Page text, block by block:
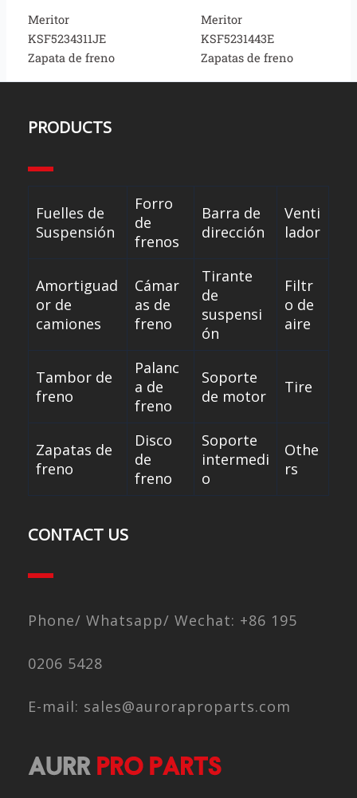
Meritor
KSF5234311JE
Zapata de freno
Meritor
KSF5231443E
Zapatas de freno
PRODUCTS
Fuelles de
Suspensión
Forro
de
frenos
Barra de
dirección
Venti
lador
Amortiguad
or de
camiones
Cámar
as de
freno
Tirante
de
suspensi
ón
Filtr
o de
aire
Tambor de
freno
Palanc
a de
freno
Soporte
de motor
Tire
Zapatas de
freno
Disco
de
freno
Soporte
intermedi
o
Othe
rs
CONTACT US
Phone/ Whatsapp/ Wechat: +86 195
0206 5428
E-mail: sales@auroraproparts.com